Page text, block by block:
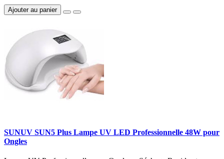
Ajouter au panier
SUNUV SUN5 Plus Lampe UV LED Professionnelle 48W pour
Ongles